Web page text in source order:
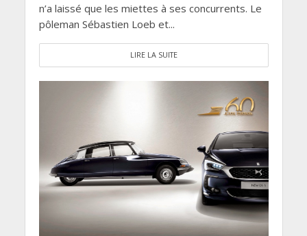
n’a laissé que les miettes à ses concurrents. Le
pôleman Sébastien Loeb et...
LIRE LA SUITE